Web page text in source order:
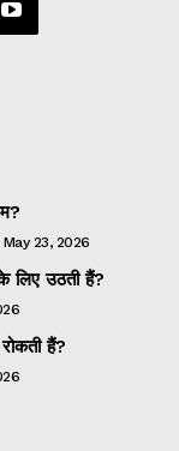
May 23, 2026
लिए उठती हैं?
हैं?